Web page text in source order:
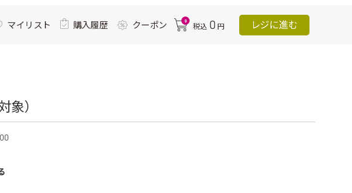
マイリスト 購入履歴 クーポン 0
税込 0 円 レジに進む
象）